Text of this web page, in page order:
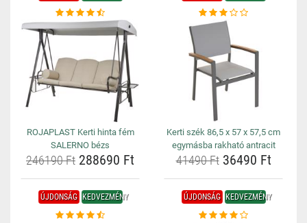
ROJAPLAST Kerti hinta fém
SALERNO bézs
246190 Ft 288690 Ft
Kerti szék 86,5 x 57 x 57,5 cm
egymásba rakható antracit
41490 Ft36490 Ft
ÚJDONSÁG KEDVEZMÉNY ÚJDONSÁG KEDVEZMÉNY